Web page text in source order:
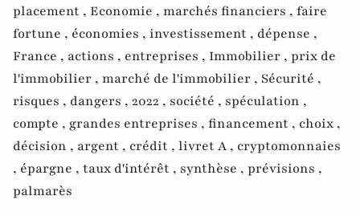
placement , Economie , marchés financiers , faire
fortune , économies , investissement , dépense ,
France , actions , entreprises , Immobilier , prix de
l'immobilier , marché de l'immobilier , Sécurité ,
risques , dangers , 2022 , société , spéculation ,
compte , grandes entreprises , financement , choix ,
décision , argent , crédit , livret A , cryptomonnaies
, épargne , taux d'intérêt , synthèse , prévisions ,
palmarès